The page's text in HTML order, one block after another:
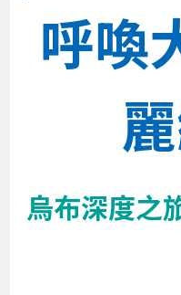
呼喚
烏布深度之